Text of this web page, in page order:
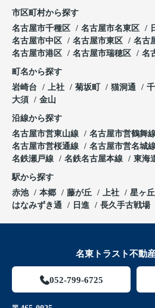
市区町村から探す
名古屋市千種区
名古屋市名東区
名古屋市中区
名古屋市東区
名古
名古屋市港区
名古屋市瑞穂区 名
町名から探す
岩崎台
上社 菊坂町 猫洞通
大須
金山
沿線から探す
名古屋市営東山線
名古屋市営鶴舞
名古屋市営桜通線
名古屋市営名城
名鉄瀬戸線
名鉄名古屋本線 東海
駅から探す
赤池
本郷 藤が丘 上社 星ヶ丘
はなみずき通
日進 長久手古戦場
名東トラスト不動
052-799-6725